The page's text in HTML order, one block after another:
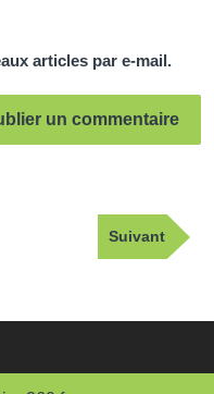
articles par e-mail.
Article
suivant
Suivant